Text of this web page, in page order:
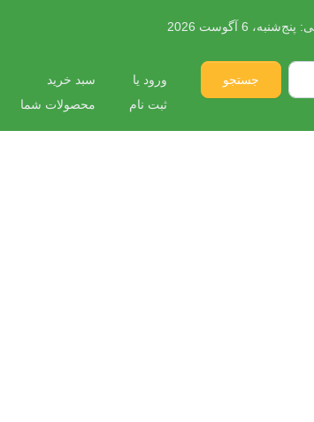
پنج‌شنبه، 6 آگوست 2026
جستجو
ورود یا
ثبت نام
سبد خرید
محصولات شما